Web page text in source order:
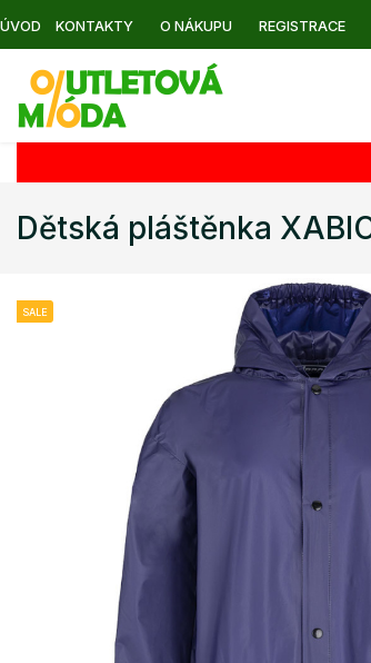
ÚVOD KONTAKTY O NÁKUPU REGISTRACE
Dětská pláštěnka
SALE